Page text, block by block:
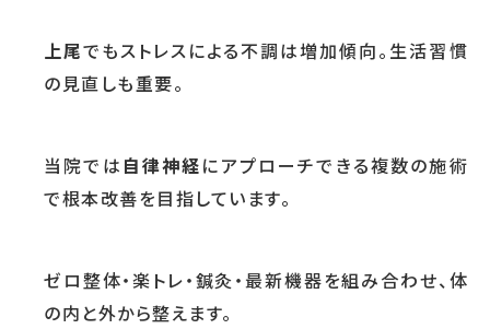
上尾でもストレスによる不調は増加傾向。生活習慣
の見直しも重要。
当院では 自律神経にアプローチできる複数の施術
で根本改善を目指しています。
ゼロ整体・楽トレ・鍼灸・最新機器を組み合わせ、体
の内と外から整えます。